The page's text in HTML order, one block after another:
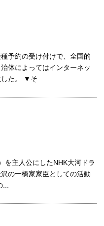
予約の受け付けで、全国的
体によってはインターネッ
た。 ▼そ...
主人公にしたNHK大河ドラ
の一橋家家臣としての活動